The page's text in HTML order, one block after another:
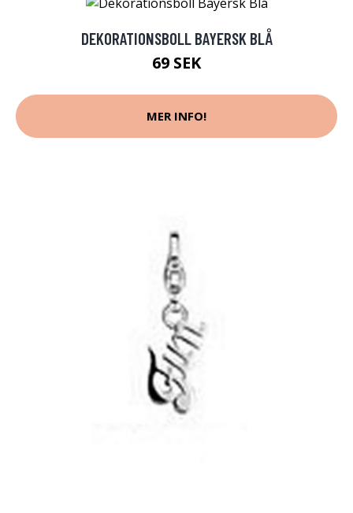
DEKORATIONSBOLL BAYERSK BLÅ
69 SEK
MER INFO!